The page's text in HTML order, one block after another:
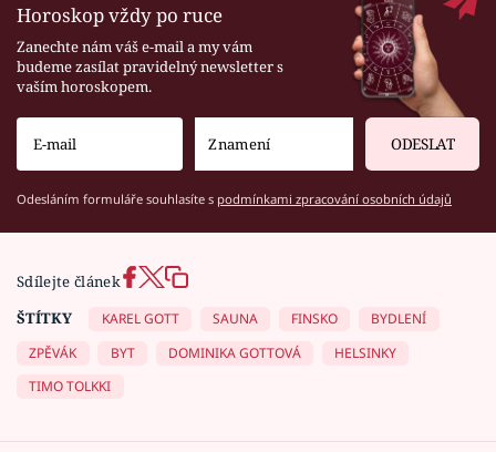
Horoskop vždy po ruce
Zanechte nám váš e-mail a my vám
budeme zasílat pravidelný newsletter s
vaším horoskopem.
ODESLAT
Odesláním formuláře souhlasíte s podmínkami zpracování osobních údajů
Sdílejte článek
ŠTÍTKY
KAREL GOTT SAUNA FINSKO
BYDLENÍ
ZPĚVÁK
BYT DOMINIKA GOTTOVÁ
HELSINKY
TIMO TOLKKI